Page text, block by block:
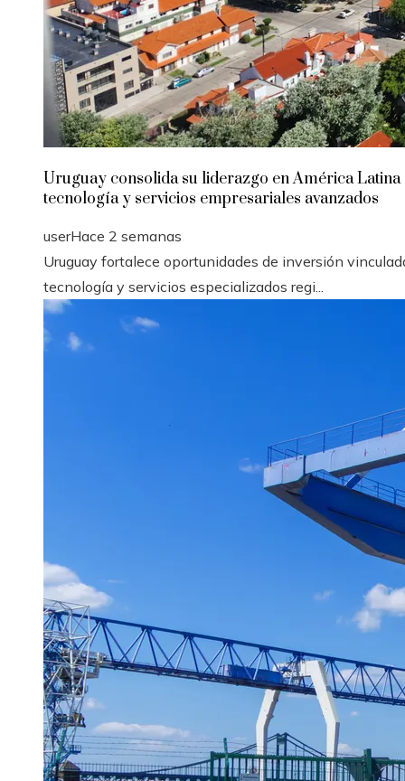
Uruguay consolida su liderazgo en América Latina
tecnología y servicios empresariales avanzados
userHace 2 semanas
Uruguay fortalece oportunidades de inversión
tecnología y servicios especializados regi...